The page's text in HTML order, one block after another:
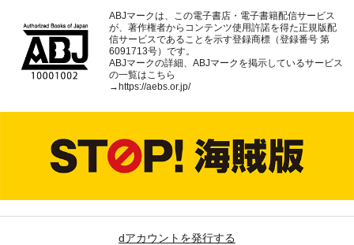
ABJマークは、この電子書店・電子書籍配信サービス
が、著作権者からコンテンツ使用許諾を得た正規版配
信サービスであることを示す登録商標（登録番号 第
6091713号）です。
ABJマークの詳細、ABJマークを掲示しているサービス
の一覧はこちら
→ https://aebs.or.jp/
dアカウントを発行する